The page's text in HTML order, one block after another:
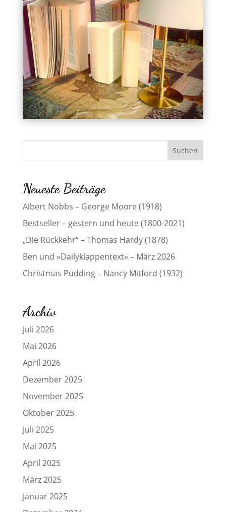
Neueste Beiträge
Albert Nobbs – George Moore (1918)
Bestseller – gestern und heute (1800-2021)
„Die Rückkehr“ – Thomas Hardy (1878)
Ben und »Dailyklappentext« – März 2026
Christmas Pudding – Nancy Mitford (1932)
Archiv
Juli 2026
Mai 2026
April 2026
Dezember 2025
November 2025
Oktober 2025
Juli 2025
Mai 2025
April 2025
März 2025
Januar 2025